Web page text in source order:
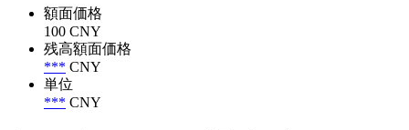
額面価格
100 CNY
残高額面価格
*** CNY
単位
*** CNY